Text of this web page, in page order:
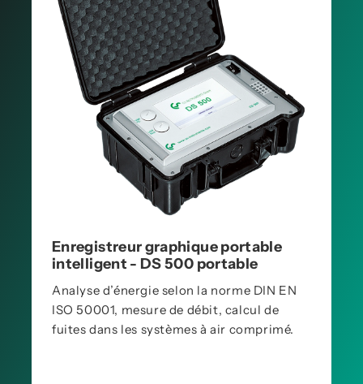
Enregistreur graphique portable
intelligent - DS 500 portable
Analyse d’énergie selon la norme DIN EN
ISO 50001, mesure de débit, calcul de
fuites dans les systèmes à air comprimé.